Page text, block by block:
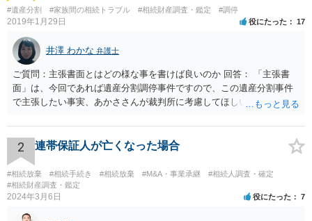
#遺産分割 #家族間の相続トラブル #相続財産調査・鑑定 #調停
2019年1月29日 役にたった 17
井澤 わかな 弁護士
ご質問：主張書面とはどの様な事を書けば良いのか 回答： 「主張書
面」は、今回であれば遺産分割調停事件ですので、この遺産分割事件
で主張したい事実、あかささんが裁判所に考慮してほしいと思う、亡
ります。 もし、主張したい事実や考慮してほしい事情に関連して
資料を持っているようであれば、主張書面とは別で提出できます。も
し、お姉さんに見られたくないような資料がある場合、「非開示の希
望に関する申出書」と共に提出することも考えられます。 ご質問：書
いた方が良い事と書かない方が良い事 回答： お姉さんが申立書の「申
立ての趣旨」のところに書いている遺産の分け方に対して意見があれ
ば、まずそれを書くとよいです。 次に「申立ての理由」のところに、
2 連帯保証人が亡くなった場合
#相続放棄 #相続手続き #相続放棄 #M&A・事業承継
#相続人調査・確定
#相続財産調査・鑑定
2024年3月6日 役にたった 7